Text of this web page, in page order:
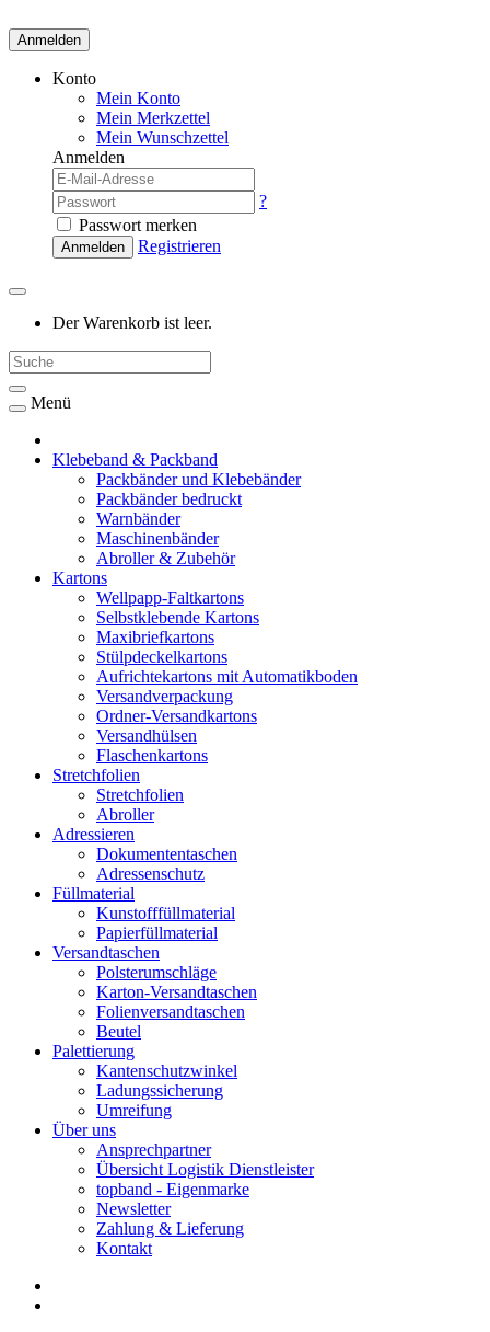
Anmelden
Konto
Mein Konto
Mein Merkzettel
Mein Wunschzettel
Anmelden
?
Passwort merken
Anmelden Registrieren
Der Warenkorb ist leer.
Menü
Klebeband & Packband
Packbänder und Klebebänder
Packbänder bedruckt
Warnbänder
Maschinenbänder
Abroller & Zubehör
Kartons
Wellpapp-Faltkartons
Selbstklebende Kartons
Maxibriefkartons
Stülpdeckelkartons
Aufrichtekartons mit Automatikboden
Versandverpackung
Ordner-Versandkartons
Versandhülsen
Flaschenkartons
Stretchfolien
Stretchfolien
Abroller
Adressieren
Dokumententaschen
Adressenschutz
Füllmaterial
Kunstofffüllmaterial
Papierfüllmaterial
Versandtaschen
Polsterumschläge
Karton-Versandtaschen
Folienversandtaschen
Beutel
Palettierung
Kantenschutzwinkel
Ladungssicherung
Umreifung
Über uns
Ansprechpartner
Übersicht Logistik Dienstleister
topband - Eigenmarke
Newsletter
Zahlung & Lieferung
Kontakt